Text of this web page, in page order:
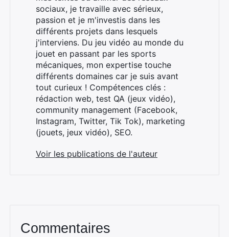
sociaux, je travaille avec sérieux,
passion et je m'investis dans les
différents projets dans lesquels
j'interviens. Du jeu vidéo au monde du
jouet en passant par les sports
mécaniques, mon expertise touche
différents domaines car je suis avant
tout curieux ! Compétences clés :
rédaction web, test QA (jeux vidéo),
community management (Facebook,
Instagram, Twitter, Tik Tok), marketing
(jouets, jeux vidéo), SEO.
Voir les publications de l'auteur
Commentaires